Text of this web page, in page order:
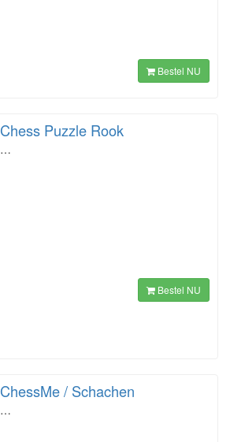
Bestel NU
Chess Puzzle Rook
…
Bestel NU
ChessMe / Schachen
…